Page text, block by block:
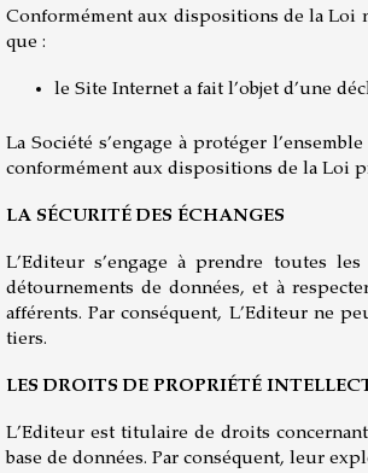
Conformément aux dispositions de la Loi
que :
le Site Internet a fait l’objet d’une
La Société s’engage à protéger
conformément aux dispositions de la Loi
LA SÉCURITÉ DES ÉCHANGES
L’Editeur s’engage à prendre toutes
détournements de données, et à
afférents. Par conséquent, L’Editeur ne
tiers.
LES DROITS DE PROPRIÉTÉ
L’Editeur est titulaire de droits
base de données. Par conséquent, leur